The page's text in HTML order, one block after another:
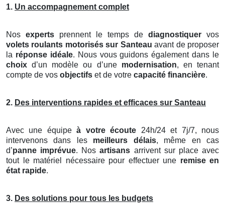
1. Un accompagnement complet
Nos experts prennent le temps de diagnostiquer vos
volets roulants motorisés sur Santeauavant de proposer
la réponse idéale. Nous vous guidons également dans le
choix d’un modèle ou d’une modernisation, en tenant
compte de vos objectifs et de votre capacité financière.
2. Des interventions rapides et efficaces sur Santeau
Avec une équipeà votre écoute 24h/24 et 7j/7, nous
intervenons dans les meilleurs délais, même en cas
d’panne imprévue. Nosartisans arrivent sur place avec
tout le matériel nécessaire pour effectuer une remise en
état rapide.
3. Des solutions pour tous les budgets